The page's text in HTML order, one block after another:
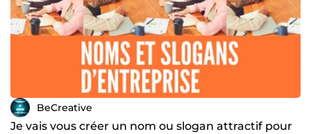
BeCreative
Je vais vous créer un nom ou slogan attractif pour